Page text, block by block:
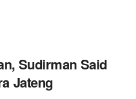
Sudirman Said
Jateng